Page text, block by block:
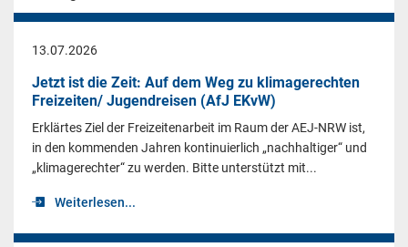
13.07.2026
Jetzt ist die Zeit: Auf dem Weg zu klimagerechten
Freizeiten/ Jugendreisen (AfJ EKvW)
Erklärtes Ziel der Freizeitenarbeit im Raum der AEJ-NRW ist,
in den kommenden Jahren kontinuierlich „nachhaltiger“ und
„klimagerechter“ zu werden. Bitte unterstützt mit...
Weiterlesen...